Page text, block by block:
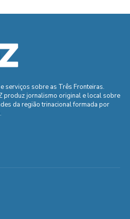
serviços sobre as Três Fronteiras.
produz jornalismo original e local sobre
da região trinacional formada por